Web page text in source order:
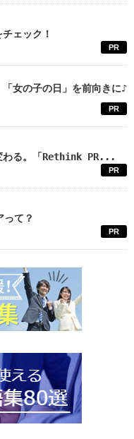
ェック！
PR
女の子の日」を前向きに♪
PR
わる。「Rethink PR...
PR
って？
PR